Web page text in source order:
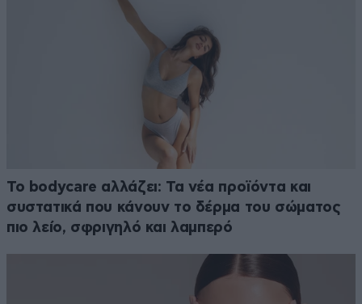
Το bodycare αλλάζει: Τα νέα προϊόντα και
συστατικά που κάνουν το δέρμα του σώματος
πιο λείο, σφριγηλό και λαμπερό